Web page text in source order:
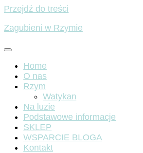
Przejdź do treści
Zagubieni w Rzymie
Home
O nas
Rzym
Watykan
Na luzie
Podstawowe informacje
SKLEP
WSPARCIE BLOGA
Kontakt